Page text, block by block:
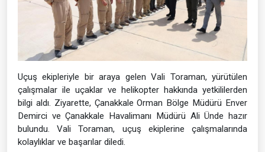
Uçuş ekipleriyle bir araya gelen Vali Toraman, yürütülen
çalışmalar ile uçaklar ve helikopter hakkında yetkililerden
bilgi aldı. Ziyarette, Çanakkale Orman Bölge Müdürü Enver
Demirci ve Çanakkale Havalimanı Müdürü Ali Ünde hazır
bulundu. Vali Toraman, uçuş ekiplerine çalışmalarında
kolaylıklar ve başarılar diledi.